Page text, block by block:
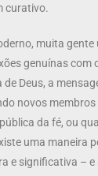
curativo.
muita
genuínas com
Deus, a
novos
da fé, ou
uma maneira
e significativa – e